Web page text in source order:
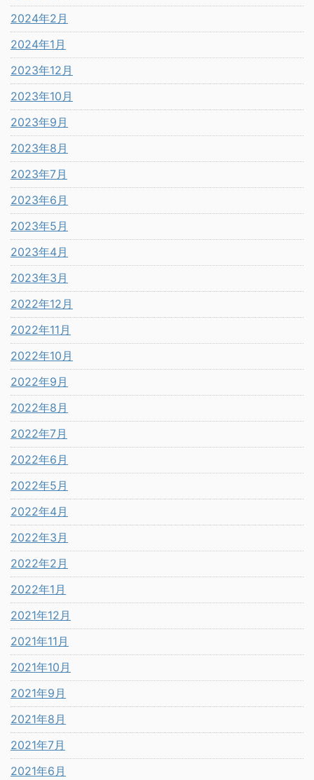
2024年2月
2024年1月
2023年12月
2023年10月
2023年9月
2023年8月
2023年7月
2023年6月
2023年5月
2023年4月
2023年3月
2022年12月
2022年11月
2022年10月
2022年9月
2022年8月
2022年7月
2022年6月
2022年5月
2022年4月
2022年3月
2022年2月
2022年1月
2021年12月
2021年11月
2021年10月
2021年9月
2021年8月
2021年7月
2021年6月